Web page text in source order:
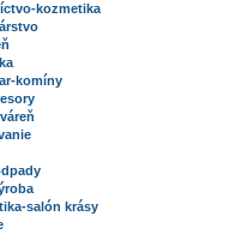
kozmetika
komíny
salón krásy